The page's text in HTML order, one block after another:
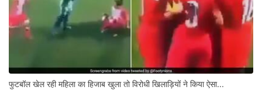
फुटबॉल खेल रही महिला का हिजाब खुला तो विरोधी खिलाड़ियों ने किया ऐसा...